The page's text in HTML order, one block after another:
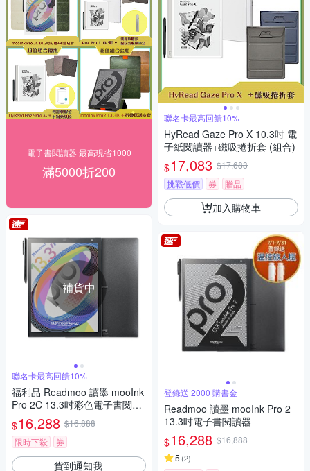
電子書閱讀器 最高現省1000
滿5000折200
補貨中
聯名卡最高回饋10%
福利品 Readmoo 讀墨 mooInk
Pro 2C 13.3吋彩色電子書閱讀
器平板
$16,288 $16,888
限時下殺
券
貨到通知我
聯名卡最高回饋10%
HyRead Gaze Pro X 10.3吋 電
子紙閱讀器+磁吸捲折套 (組合)
$17,083 $17,683
挑戰低價
券 贈品
加入購物車
登錄送 2000 購書金
Readmoo 讀墨 mooInk Pro 2
13.3吋電子書閱讀器
$16,288 $16,888
5 (2)